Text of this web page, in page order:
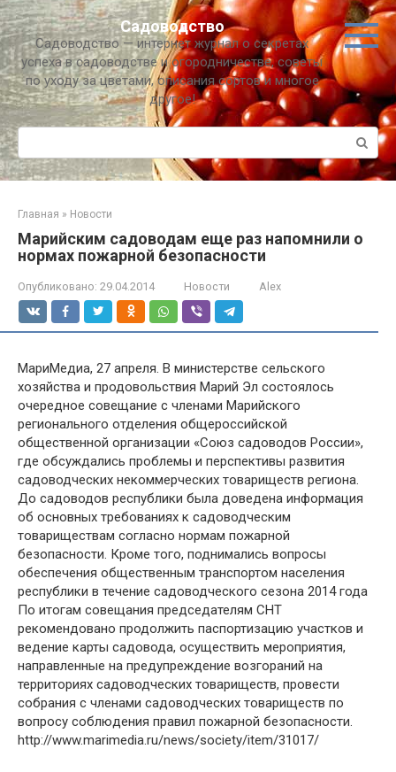
Перейти
к
контенту
Садоводство
Садоводство — интернет журнал о секретах
успеха в садоводстве и огородничестве, советы
по уходу за цветами, описания сортов и многое
другое!
Поиск:
Главная » Новости
Марийским садоводам еще раз напомнили о
нормах пожарной безопасности
Опубликовано: 29.04.2014 Новости Alex
МариМедиа, 27 апреля. В министерстве сельского
хозяйства и продовольствия Марий Эл состоялось
очередное совещание с членами Марийского
регионального отделения общероссийской
общественной организации «Союз садоводов России»,
где обсуждались проблемы и перспективы развития
садоводческих некоммерческих товариществ региона.
До садоводов республики была доведена информация
об основных требованиях к садоводческим
товариществам согласно нормам пожарной
безопасности. Кроме того, поднимались вопросы
обеспечения общественным транспортом населения
республики в течение садоводческого сезона 2014 года
По итогам совещания председателям СНТ
рекомендовано продолжить паспортизацию участков и
ведение карты садовода, осуществить мероприятия,
направленные на предупреждение возгораний на
территориях садоводческих товариществ, провести
собрания с членами садоводческих товариществ по
вопросу соблюдения правил пожарной безопасности.
http://www.marimedia.ru/news/society/item/31017/